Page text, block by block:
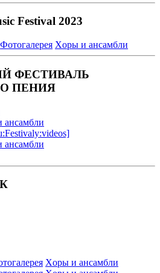
Festival 2023
Фотогалерея Xоры и ансамбли
ФЕСТИВАЛЬ
ПЕНИЯ
ансамбли
ансамбли
Xоры и ансамбли